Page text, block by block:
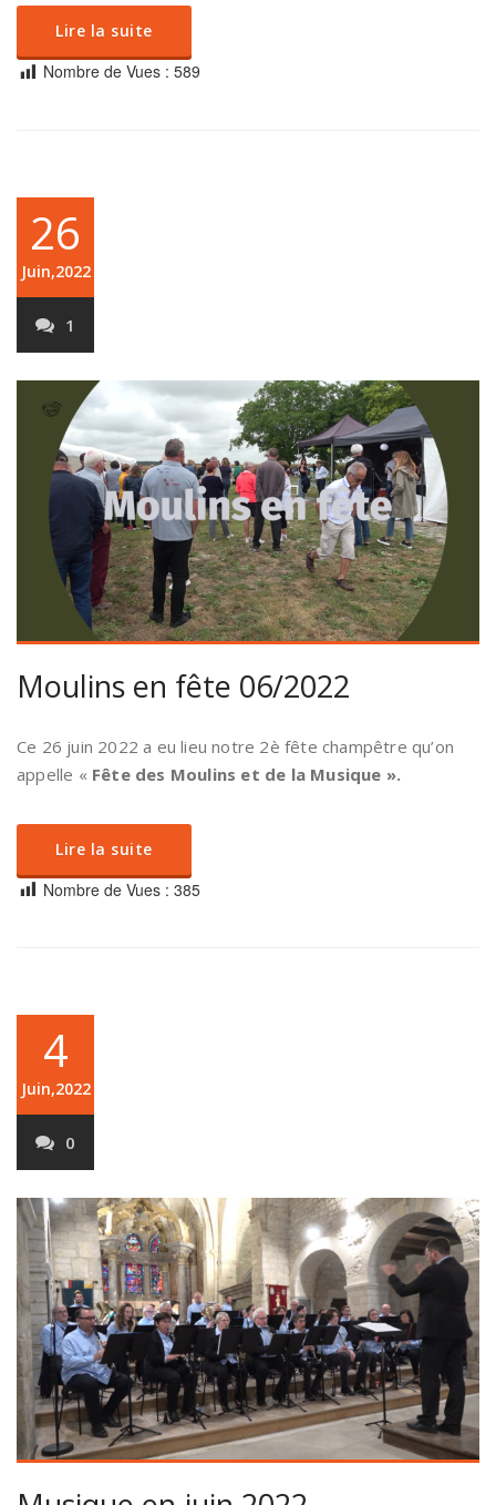
Lire la suite
Nombre de Vues : 589
26
Juin,2022
1
Moulins en fête 06/2022
Ce 26 juin 2022 a eu lieu notre 2è fête champêtre qu’on
appelle « Fête des Moulins et de la Musique ».
Lire la suite
Nombre de Vues : 385
4
Juin,2022
0